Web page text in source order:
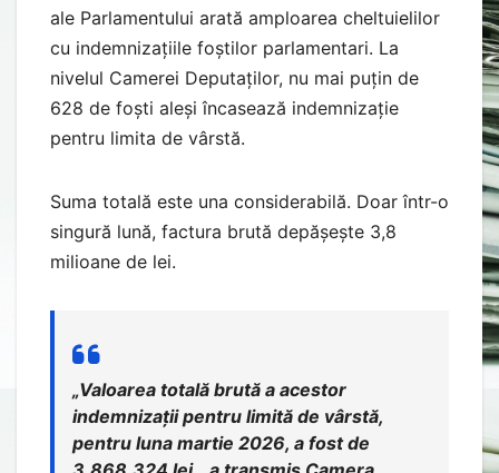
ale Parlamentului arată amploarea cheltuielilor
cu indemnizațiile foștilor parlamentari. La
nivelul Camerei Deputaților, nu mai puțin de
628 de foști aleși încasează indemnizație
pentru limita de vârstă.
Suma totală este una considerabilă. Doar într-o
singură lună, factura brută depășește 3,8
milioane de lei.
„Valoarea totală brută a acestor
indemnizații pentru limită de vârstă,
pentru luna martie 2026, a fost de